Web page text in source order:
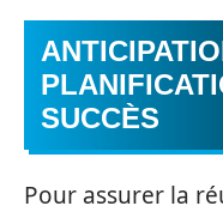
SUCCÈS
Pour assurer la